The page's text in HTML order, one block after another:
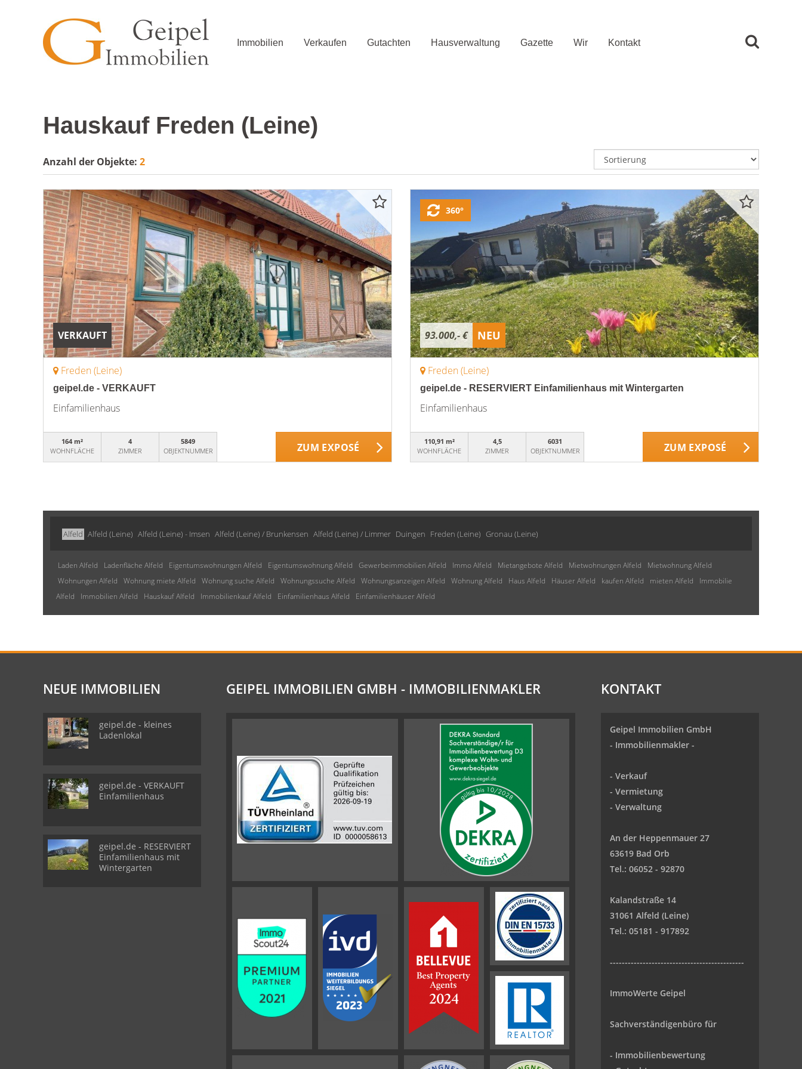
Immobilien Verkaufen Gutachten Hausverwaltung Gazette Wir Kontakt
Hauskauf Freden (Leine)
Anzahl der Objekte: 2
VERKAUFT
Freden (Leine)
geipel.de - VERKAUFT
Einfamilienhaus
164 m²
WOHNFLÄCHE
4
ZIMMER
5849
OBJEKTNUMMER
ZUM EXPOSÉ
93.000,- € NEU
360°
Freden (Leine)
geipel.de - RESERVIERT Einfamilienhaus mit Wintergarten
Einfamilienhaus
110,91 m²
WOHNFLÄCHE
4,5
ZIMMER
6031
OBJEKTNUMMER
ZUM EXPOSÉ
Alfeld Alfeld (Leine) Alfeld (Leine) - Imsen Alfeld (Leine) / Brunkensen Alfeld (Leine) / Limmer Duingen Freden (Leine) Gronau (Leine)
Laden Alfeld Ladenfläche Alfeld Eigentumswohnungen Alfeld Eigentumswohnung Alfeld Gewerbeimmobilien Alfeld Immo Alfeld Mietangebote Alfeld Mietwohnungen Alfeld
Mietwohnung Alfeld
Wohnungen Alfeld
Wohnung miete Alfeld Wohnung suche Alfeld Wohnungssuche Alfeld Wohnungsanzeigen Alfeld Wohnung Alfeld Haus Alfeld Häuser Alfeld kaufen Alfeld mieten Alfeld
Immobilie
Alfeld
Immobilien Alfeld Hauskauf Alfeld Immobilienkauf Alfeld Einfamilienhaus Alfeld Einfamilienhäuser Alfeld
NEUE IMMOBILIEN
geipel.de - kleines
Ladenlokal
geipel.de - VERKAUFT
Einfamilienhaus
geipel.de - RESERVIERT
Einfamilienhaus mit
Wintergarten
GEIPEL IMMOBILIEN GMBH - IMMOBILIENMAKLER KONTAKT
Geipel Immobilien GmbH
- Immobilienmakler-
- Verkauf
- Vermietung
- Verwaltung
An der Heppenmauer 27
63619 Bad Orb
Tel.: 06052 - 92870
Kalandstraße 14
31061 Alfeld (Leine)
Tel.: 05181 - 917892
---------------------------------------------
ImmoWerte Geipel
Sachverständigenbüro für
- Immobilienbewertung